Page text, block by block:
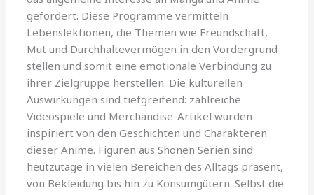
gefördert. Diese Programme vermitteln
Lebenslektionen, die Themen wie Freundschaft,
Mut und Durchhaltevermögen in den Vordergrund
stellen und somit eine emotionale Verbindung zu
ihrer Zielgruppe herstellen. Die kulturellen
Auswirkungen sind tiefgreifend: zahlreiche
Videospiele und Merchandise-Artikel wurden
inspiriert von den Geschichten und Charakteren
dieser Anime. Figuren aus Shonen Serien sind
heutzutage in vielen Bereichen des Alltags präsent,
von Bekleidung bis hin zu Konsumgütern. Selbst die